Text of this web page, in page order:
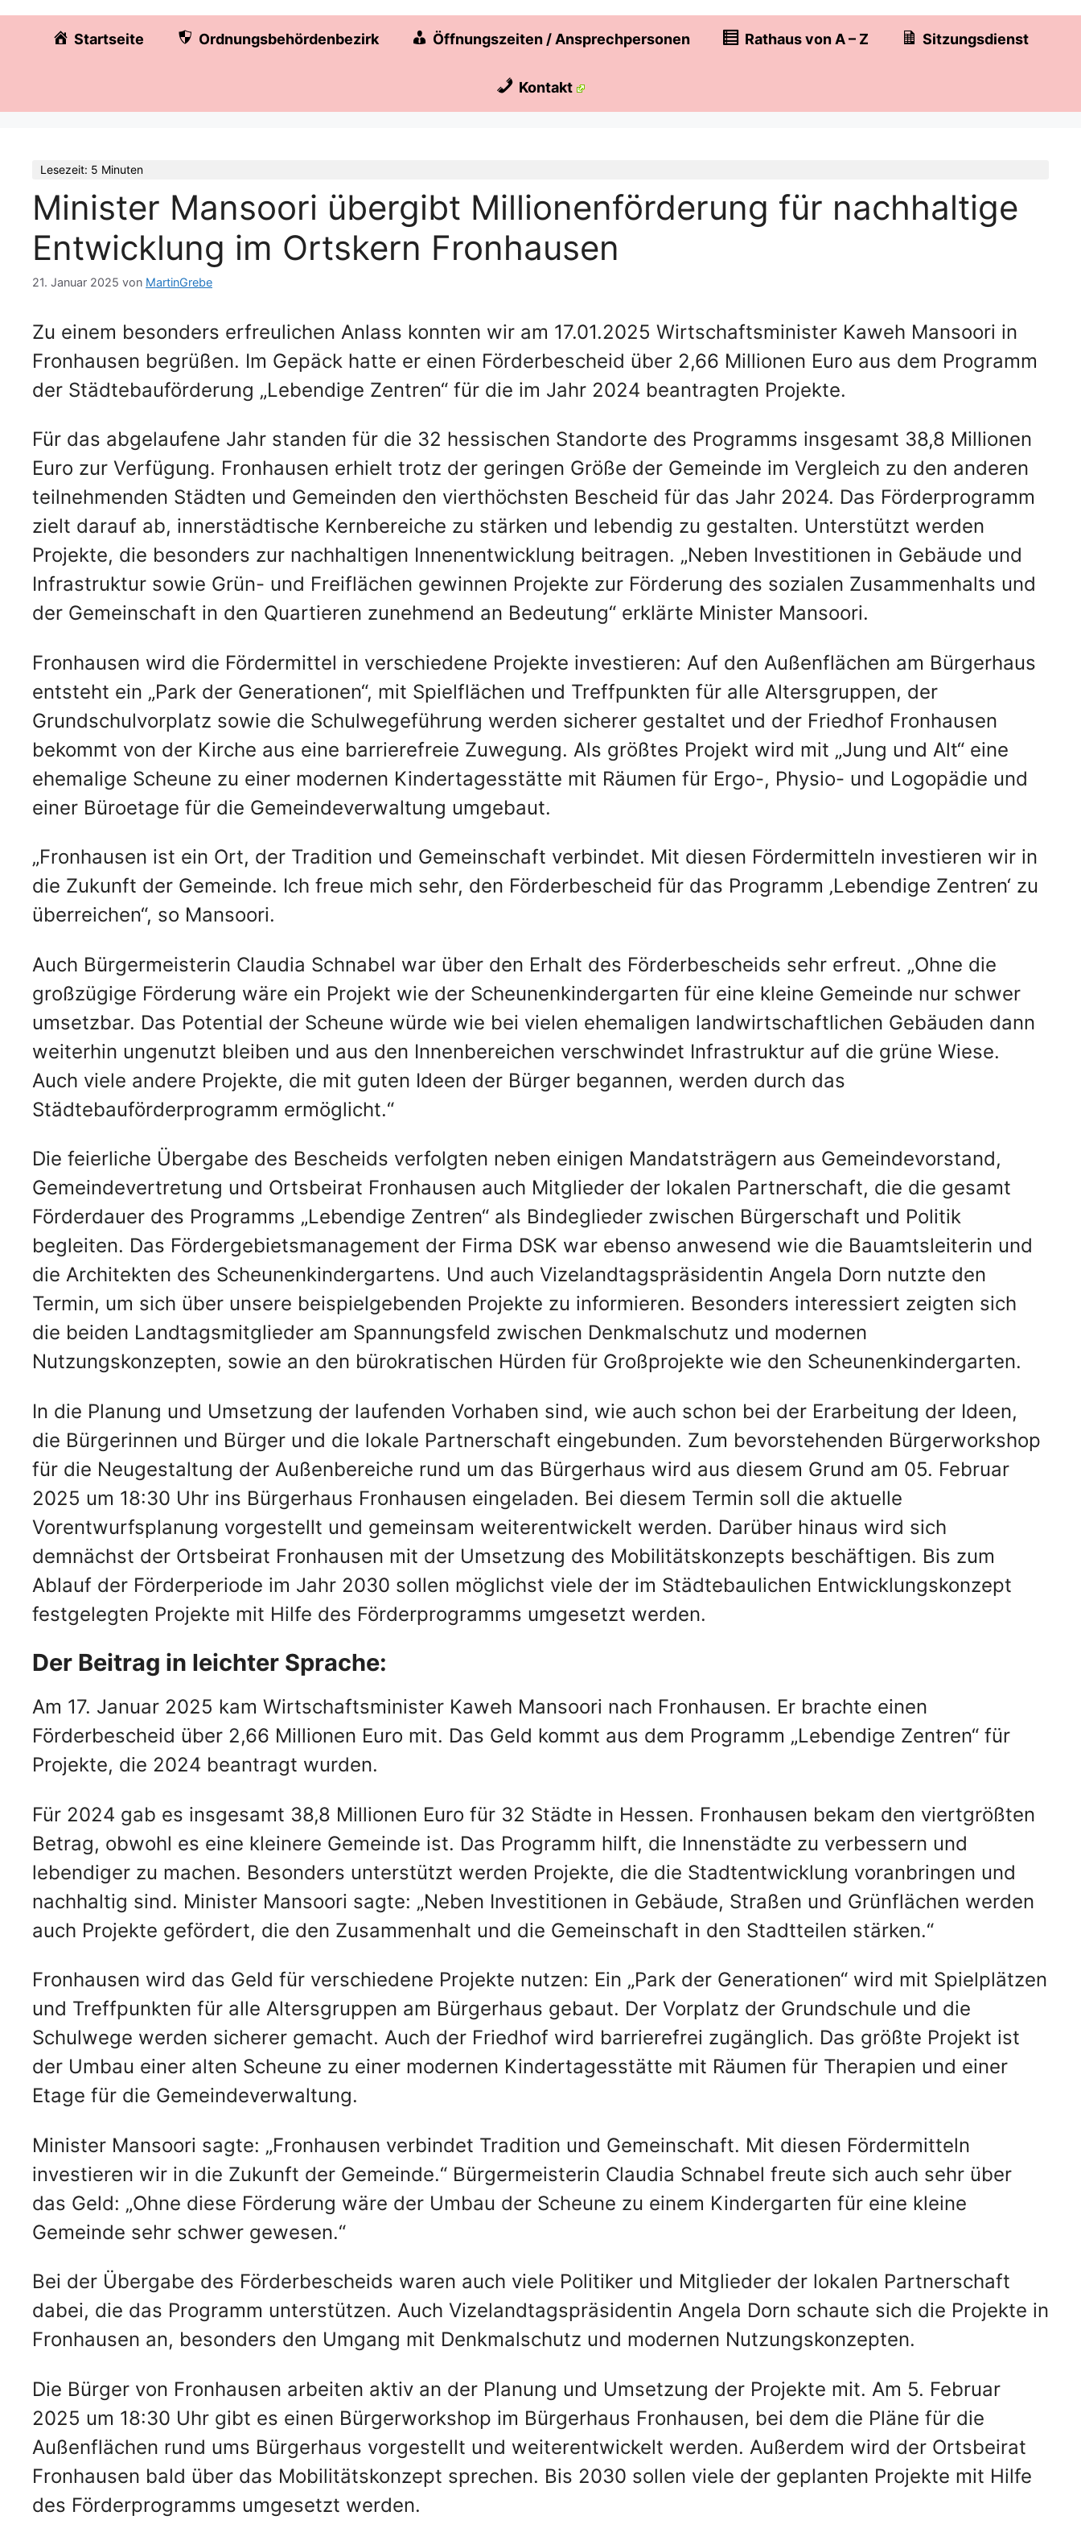
Startseite Ordnungsbehördenbezirk Öffnungszeiten / Ansprechpersonen Rathaus von A – Z Sitzungsdienst
Kontakt
Lesezeit: 5 Minuten
Minister Mansoori übergibt Millionenförderung für nachhaltige
Entwicklung im Ortskern Fronhausen
21. Januar 2025 von MartinGrebe
Zu einem besonders erfreulichen Anlass konnten wir am 17.01.2025 Wirtschaftsminister Kaweh Mansoori in
Fronhausen begrüßen. Im Gepäck hatte er einen Förderbescheid über 2,66 Millionen Euro aus dem Programm
der Städtebauförderung „Lebendige Zentren“ für die im Jahr 2024 beantragten Projekte.
Für das abgelaufene Jahr standen für die 32 hessischen Standorte des Programms insgesamt 38,8 Millionen
Euro zur Verfügung. Fronhausen erhielt trotz der geringen Größe der Gemeinde im Vergleich zu den anderen
teilnehmenden Städten und Gemeinden den vierthöchsten Bescheid für das Jahr 2024. Das Förderprogramm
zielt darauf ab, innerstädtische Kernbereiche zu stärken und lebendig zu gestalten. Unterstützt werden
Projekte, die besonders zur nachhaltigen Innenentwicklung beitragen. „Neben Investitionen in Gebäude und
Infrastruktur sowie Grün- und Freiflächen gewinnen Projekte zur Förderung des sozialen Zusammenhalts und
der Gemeinschaft in den Quartieren zunehmend an Bedeutung“ erklärte Minister Mansoori.
Fronhausen wird die Fördermittel in verschiedene Projekte investieren: Auf den Außenflächen am Bürgerhaus
entsteht ein „Park der Generationen“, mit Spielflächen und Treffpunkten für alle Altersgruppen, der
Grundschulvorplatz sowie die Schulwegeführung werden sicherer gestaltet und der Friedhof Fronhausen
bekommt von der Kirche aus eine barrierefreie Zuwegung. Als größtes Projekt wird mit „Jung und Alt“ eine
ehemalige Scheune zu einer modernen Kindertagesstätte mit Räumen für Ergo-, Physio- und Logopädie und
einer Büroetage für die Gemeindeverwaltung umgebaut.
„Fronhausen ist ein Ort, der Tradition und Gemeinschaft verbindet. Mit diesen Fördermitteln investieren wir in
die Zukunft der Gemeinde. Ich freue mich sehr, den Förderbescheid für das Programm ‚Lebendige Zentren‘ zu
überreichen“, so Mansoori.
Auch Bürgermeisterin Claudia Schnabel war über den Erhalt des Förderbescheids sehr erfreut. „Ohne die
großzügige Förderung wäre ein Projekt wie der Scheunenkindergarten für eine kleine Gemeinde nur schwer
umsetzbar. Das Potential der Scheune würde wie bei vielen ehemaligen landwirtschaftlichen Gebäuden dann
weiterhin ungenutzt bleiben und aus den Innenbereichen verschwindet Infrastruktur auf die grüne Wiese.
Auch viele andere Projekte, die mit guten Ideen der Bürger begannen, werden durch das
Städtebauförderprogramm ermöglicht.“
Die feierliche Übergabe des Bescheids verfolgten neben einigen Mandatsträgern aus Gemeindevorstand,
Gemeindevertretung und Ortsbeirat Fronhausen auch Mitglieder der lokalen Partnerschaft, die die gesamt
Förderdauer des Programms „Lebendige Zentren“ als Bindeglieder zwischen Bürgerschaft und Politik
begleiten. Das Fördergebietsmanagement der Firma DSK war ebenso anwesend wie die Bauamtsleiterin und
die Architekten des Scheunenkindergartens. Und auch Vizelandtagspräsidentin Angela Dorn nutzte den
Termin, um sich über unsere beispielgebenden Projekte zu informieren. Besonders interessiert zeigten sich
die beiden Landtagsmitglieder am Spannungsfeld zwischen Denkmalschutz und modernen
Nutzungskonzepten, sowie an den bürokratischen Hürden für Großprojekte wie den Scheunenkindergarten.
In die Planung und Umsetzung der laufenden Vorhaben sind, wie auch schon bei der Erarbeitung der Ideen,
die Bürgerinnen und Bürger und die lokale Partnerschaft eingebunden. Zum bevorstehenden Bürgerworkshop
für die Neugestaltung der Außenbereiche rund um das Bürgerhaus wird aus diesem Grund am 05. Februar
2025 um 18:30 Uhr ins Bürgerhaus Fronhausen eingeladen. Bei diesem Termin soll die aktuelle
Vorentwurfsplanung vorgestellt und gemeinsam weiterentwickelt werden. Darüber hinaus wird sich
demnächst der Ortsbeirat Fronhausen mit der Umsetzung des Mobilitätskonzepts beschäftigen. Bis zum
Ablauf der Förderperiode im Jahr 2030 sollen möglichst viele der im Städtebaulichen Entwicklungskonzept
festgelegten Projekte mit Hilfe des Förderprogramms umgesetzt werden.
Der Beitrag in leichter Sprache:
Am 17. Januar 2025 kam Wirtschaftsminister Kaweh Mansoori nach Fronhausen. Er brachte einen
Förderbescheid über 2,66 Millionen Euro mit. Das Geld kommt aus dem Programm „Lebendige Zentren“ für
Projekte, die 2024 beantragt wurden.
Für 2024 gab es insgesamt 38,8 Millionen Euro für 32 Städte in Hessen. Fronhausen bekam den viertgrößten
Betrag, obwohl es eine kleinere Gemeinde ist. Das Programm hilft, die Innenstädte zu verbessern und
lebendiger zu machen. Besonders unterstützt werden Projekte, die die Stadtentwicklung voranbringen und
nachhaltig sind. Minister Mansoori sagte: „Neben Investitionen in Gebäude, Straßen und Grünflächen werden
auch Projekte gefördert, die den Zusammenhalt und die Gemeinschaft in den Stadtteilen stärken.“
Fronhausen wird das Geld für verschiedene Projekte nutzen: Ein „Park der Generationen“ wird mit Spielplätzen
und Treffpunkten für alle Altersgruppen am Bürgerhaus gebaut. Der Vorplatz der Grundschule und die
Schulwege werden sicherer gemacht. Auch der Friedhof wird barrierefrei zugänglich. Das größte Projekt ist
der Umbau einer alten Scheune zu einer modernen Kindertagesstätte mit Räumen für Therapien und einer
Etage für die Gemeindeverwaltung.
Minister Mansoori sagte: „Fronhausen verbindet Tradition und Gemeinschaft. Mit diesen Fördermitteln
investieren wir in die Zukunft der Gemeinde.“ Bürgermeisterin Claudia Schnabel freute sich auch sehr über
das Geld: „Ohne diese Förderung wäre der Umbau der Scheune zu einem Kindergarten für eine kleine
Gemeinde sehr schwer gewesen.“
Bei der Übergabe des Förderbescheids waren auch viele Politiker und Mitglieder der lokalen Partnerschaft
dabei, die das Programm unterstützen. Auch Vizelandtagspräsidentin Angela Dorn schaute sich die Projekte in
Fronhausen an, besonders den Umgang mit Denkmalschutz und modernen Nutzungskonzepten.
Die Bürger von Fronhausen arbeiten aktiv an der Planung und Umsetzung der Projekte mit. Am 5. Februar
2025 um 18:30 Uhr gibt es einen Bürgerworkshop im Bürgerhaus Fronhausen, bei dem die Pläne für die
Außenflächen rund ums Bürgerhaus vorgestellt und weiterentwickelt werden. Außerdem wird der Ortsbeirat
Fronhausen bald über das Mobilitätskonzept sprechen. Bis 2030 sollen viele der geplanten Projekte mit Hilfe
des Förderprogramms umgesetzt werden.